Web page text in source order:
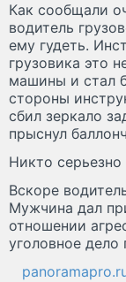
Как сообщали
водитель
ему гудеть.
грузовика это
машины и стал
стороны
сбил зеркало
прыснул
Никто серьезно
Вскоре
Мужчина дал
отношении
уголовное дело